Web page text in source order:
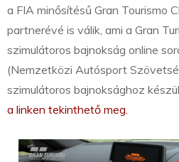
a FIA minősítésű Gran Tourismo
partnerévé is válik, ami a Gran
szimulátoros bajnokság online
(Nemzetközi Autósport
szimulátoros bajnoksághoz
a linken tekinthető meg.